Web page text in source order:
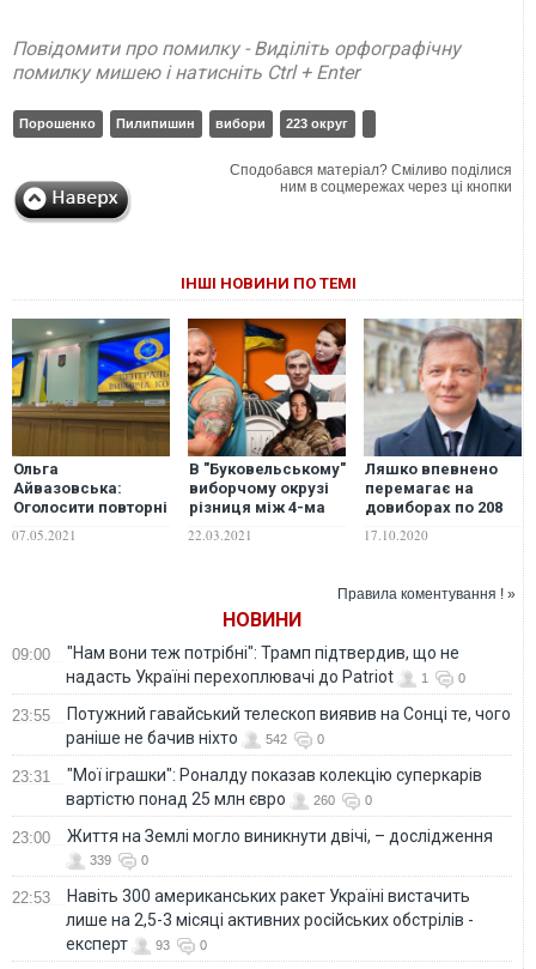
Повідомити про помилку - Виділіть орфографічну
помилку мишею і натисніть Ctrl + Enter
Порошенко Пилипишин вибори 223 округ
Сподобався матеріал? Сміливо поділися
ним в соцмережах через ці кнопки
ІНШІ НОВИНИ ПО ТЕМІ
Ольга
Айвазовська:
Оголосити повторні
окрузі ЦВК не має
07.05.2021
В "Буковельському"
виборчому окрузі
різниця між 4-ма
лідерами всього
22.03.2021
Ляшко впевнено
перемагає на
довиборах по 208
дослідження
17.10.2020
Правила коментування ! »
НОВИНИ
09:00
"Нам вони теж потрібні": Трамп підтвердив, що не
надасть Україні перехоплювачі до Patriot
1 0
23:55
Потужний гавайський телескоп виявив на Сонці те, чого
раніше не бачив ніхто
542 0
23:31
"Мої іграшки": Роналду показав колекцію суперкарів
вартістю понад 25 млн євро
260 0
23:00 Життя на Землі могло виникнути двічі, – дослідження
339 0
22:53
Навіть 300 американських ракет Україні вистачить
лише на 2,5-3 місяці активних російських обстрілів -
експерт
93 0